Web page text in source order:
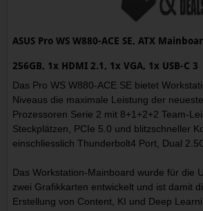
ASUS Pro WS W880-ACE SE, ATX
256GB, 1x HDMI 2.1, 1x VGA, 1x USB-C 3
Das Pro WS W880-ACE SE bietet
Niveaus die maximale Leistung der
Prozessoren Serie 2 mit 8+1+2+2 Team-
Steckplätzen, PCIe 5.0 und blitzschneller
einschliesslich Thunderbolt4 Port, Dual
Das Workstation-Mainboard wurde für die
zwei Grafikkarten entwickelt und ist damit
Erstellung von Content, KI und Deep